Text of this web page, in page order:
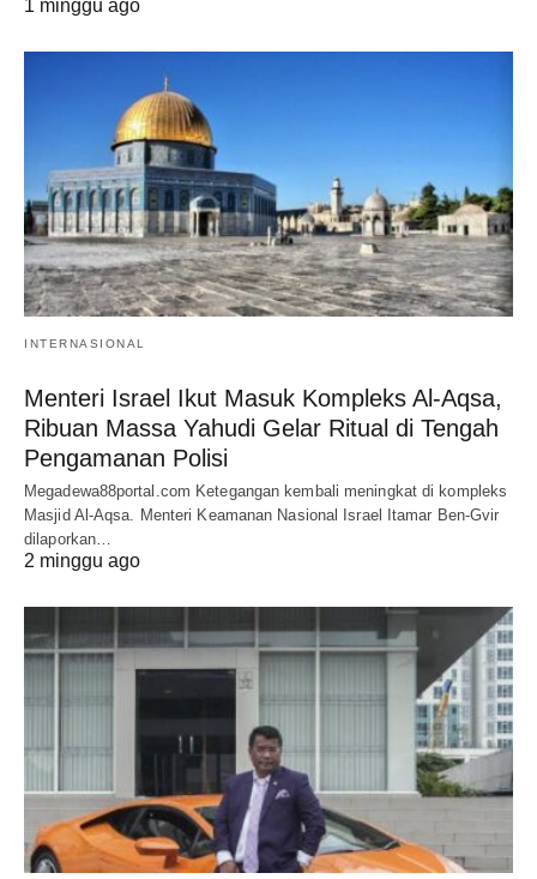
1 minggu ago
INTERNASIONAL
Menteri Israel Ikut Masuk Kompleks Al-Aqsa,
Ribuan Massa Yahudi Gelar Ritual di Tengah
Pengamanan Polisi
Megadewa88portal.com Ketegangan kembali meningkat di kompleks
Masjid Al-Aqsa. Menteri Keamanan Nasional Israel Itamar Ben-Gvir
dilaporkan…
2 minggu ago